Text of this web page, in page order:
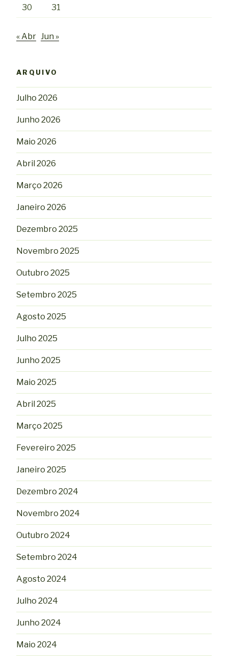
30 31
« Abr Jun »
ARQUIVO
Julho 2026
Junho 2026
Maio 2026
Abril 2026
Março 2026
Janeiro 2026
Dezembro 2025
Novembro 2025
Outubro 2025
Setembro 2025
Agosto 2025
Julho 2025
Junho 2025
Maio 2025
Abril 2025
Março 2025
Fevereiro 2025
Janeiro 2025
Dezembro 2024
Novembro 2024
Outubro 2024
Setembro 2024
Agosto 2024
Julho 2024
Junho 2024
Maio 2024